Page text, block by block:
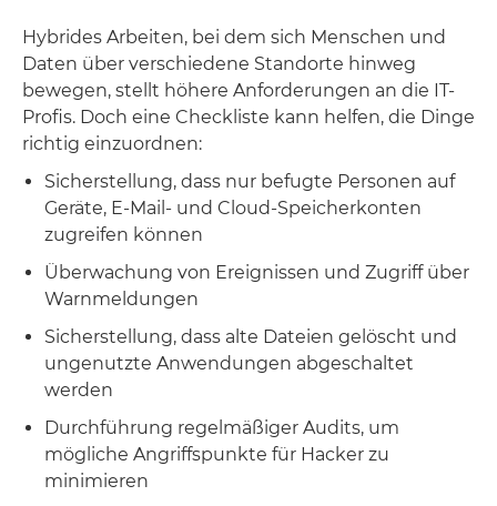
Hybrides Arbeiten, bei dem sich Menschen und
Daten über verschiedene Standorte hinweg
bewegen, stellt höhere Anforderungen an die IT-
Profis. Doch eine Checkliste kann helfen, die Dinge
richtig einzuordnen:
Sicherstellung, dass nur befugte Personen auf
Geräte, E-Mail- und Cloud-Speicherkonten
zugreifen können
Überwachung von Ereignissen und Zugriff über
Warnmeldungen
Sicherstellung, dass alte Dateien gelöscht und
ungenutzte Anwendungen abgeschaltet
werden
Durchführung regelmäßiger Audits, um
mögliche Angriffspunkte für Hacker zu
minimieren